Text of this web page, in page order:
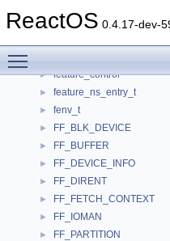
ReactOS 0.4.17-dev-
►
► feature_control
► feature_ns_entry_t
► fenv_t
► FF_BLK_DEVICE
► FF_BUFFER
► FF_DEVICE_INFO
► FF_DIRENT
► FF_FETCH_CONTEXT
► FF_IOMAN
► FF_PARTITION